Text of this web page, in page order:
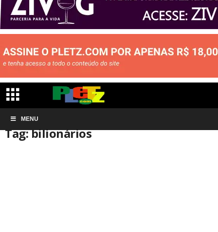
MENU
Início Tags
Tag: bilionários